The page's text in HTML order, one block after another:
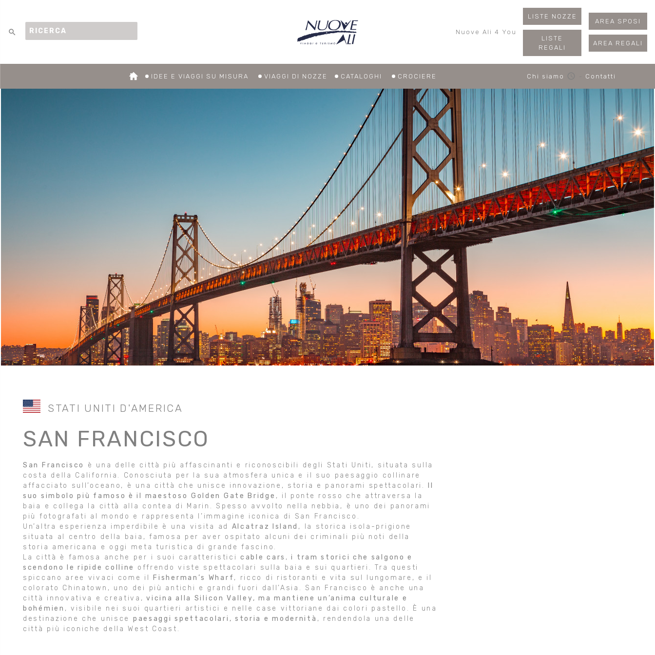
search Nuove Ali 4 You
LISTE NOZZE
LISTE
REGALI
AREA SPOSI
AREA REGALI
Chi siamo Contatti
IDEE E VIAGGI SU MISURA VIAGGI DI NOZZE CATALOGHI CROCIERE
STATI UNITI D'AMERICA
SAN FRANCISCO
San Francisco
è una delle città più affascinanti e riconoscibili degli Stati Uniti, situata sulla
costa della California. Conosciuta per la sua atmosfera unica e il suo paesaggio collinare
affacciato sull’oceano, è una città che unisce innovazione, storia e panorami spettacolari.
suo simbolo più famoso è il maestoso Golden Gate Bridge , il ponte rosso che attraversa la
baia e collega la città alla contea di Marin. Spesso avvolto nella nebbia, è uno dei panorami
più fotografati al mondo e rappresenta l’immagine iconica di San Francisco.
Un’altra esperienza imperdibile è una visita ad Alcatraz Island , la storica isola-prigione
situata al centro della baia, famosa per aver ospitato alcuni dei criminali più noti della
storia americana e oggi meta turistica di grande fascino.
La città è famosa anche per i suoi caratteristici cable cars , i tram storici che salgono e
scendono le ripide colline offrendo viste spettacolari sulla baia e sui quartieri. Tra questi
spiccano aree vivaci come il Fisherman’s Wharf , ricco di ristoranti e vita sul lungomare, e il
colorato Chinatown, uno dei più antichi e grandi fuori dall’Asia. San Francisco è anche una
città innovativa e creativa, vicina alla Silicon Valley, ma mantiene un’anima culturale e
bohémien , visibile nei suoi quartieri artistici e nelle case vittoriane dai colori pastello. È una
destinazione che unisce paesaggi spettacolari, storia e modernità , rendendola una delle
città più iconiche della West Coast.